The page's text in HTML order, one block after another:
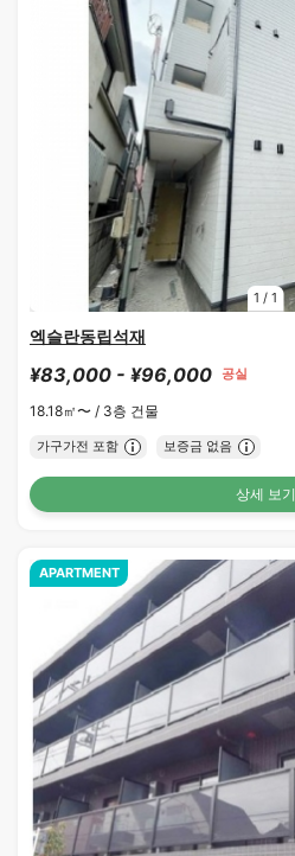
1 / 1
엑슬란동립석재
¥83,000 - ¥96,000 공실
18.18㎡〜 / 3층 건물
가구가전 포함 보증금 없음
상세 보기
APARTMENT